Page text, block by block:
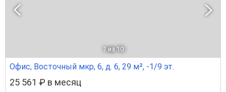
1 из 10
Офис, Восточный мкр, 6, д. 6, 29 м², -1/9 эт.
25 561 ₽ в месяц